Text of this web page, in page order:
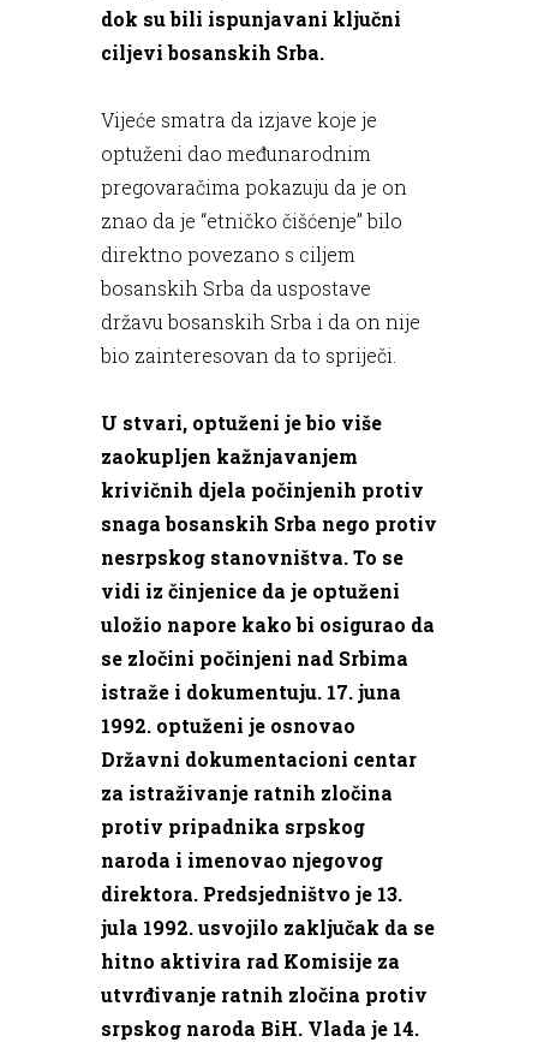
dok su bili ispunjavani ključni
ciljevi bosanskih Srba.
Vijeće smatra da izjave koje je
optuženi dao međunarodnim
pregovaračima pokazuju da je on
znao da je “etničko čišćenje” bilo
direktno povezano s ciljem
bosanskih Srba da uspostave
državu bosanskih Srba i da on nije
bio zainteresovan da to spriječi.
U stvari, optuženi je bio više
zaokupljen kažnjavanjem
krivičnih djela počinjenih protiv
snaga bosanskih Srba nego protiv
nesrpskog stanovništva. To se
vidi iz činjenice da je optuženi
uložio napore kako bi osigurao da
se zločini počinjeni nad Srbima
istraže i dokumentuju. 17. juna
1992. optuženi je osnovao
Državni dokumentacioni centar
za istraživanje ratnih zločina
protiv pripadnika srpskog
naroda i imenovao njegovog
direktora. Predsjedništvo je 13.
jula 1992. usvojilo zaključak da se
hitno aktivira rad Komisije za
utvrđivanje ratnih zločina protiv
srpskog naroda BiH. Vlada je 14.